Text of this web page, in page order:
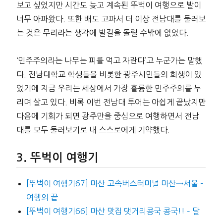
보고 싶었지만 시간도 늦고 계속된 뚜벅이 여행으로 발이
너무 아파왔다. 또한 배도 고파서 더 이상 전남대를 둘러보
는 것은 무리라는 생각에 발길을 돌릴 수밖에 없었다.
‘민주주의라는 나무는 피를 먹고 자란다’고 누군가는 말했
다. 전남대학교 학생들을 비롯한 광주시민들의 희생이 있
었기에 지금 우리는 세상에서 가장 훌륭한 민주주의를 누
리며 살고 있다. 비록 이번 전남대 투어는 아쉽게 끝났지만
다음에 기회가 되면 광주만을 중심으로 여행하면서 전남
대를 모두 둘러보기로 내 스스로에게 기약했다.
뚜벅이 여행기
[뚜벅이 여행기67] 마산 고속버스터미널 마산→서울 –
여행의 끝
[뚜벅이 여행기66] 마산 맛집 댓거리콩국 콩국!! – 달